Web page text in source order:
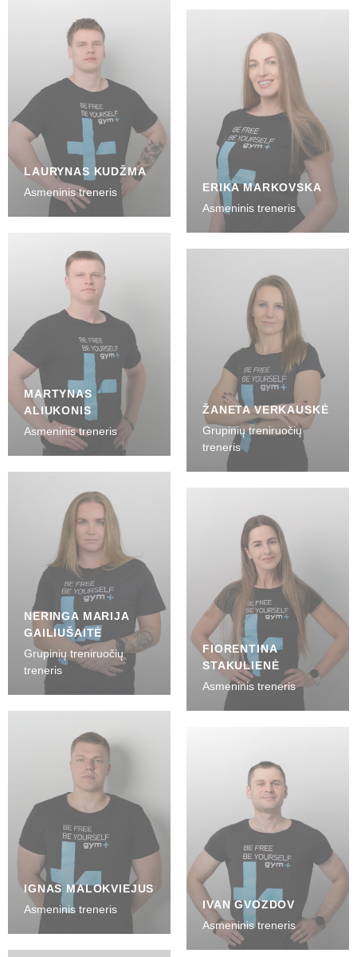
LAURYNAS KUDŽMA
Asmeninis treneris
ERIKA MARKOVSKA
Asmeninis treneris
MARTYNAS
ALIUKONIS
Asmeninis treneris
ŽANETA VERKAUSKĖ
Grupinių treniruočių
treneris
NERINGA MARIJA
GAILIUŠAITĖ
Grupinių treniruočių
treneris
FIORENTINA
STAKULIENĖ
Asmeninis treneris
IGNAS MALOKVIEJUS
Asmeninis treneris
IVAN GVOZDOV
Asmeninis treneris